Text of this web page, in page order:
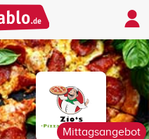
Mittagsangebot